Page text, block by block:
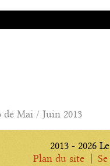
Mai / Juin 2013
2013 - 2026
Plan du site